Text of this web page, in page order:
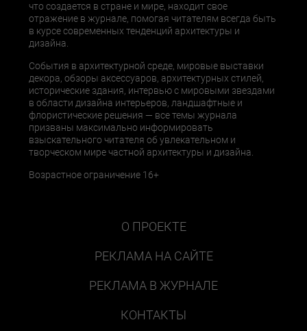
что создается в стране и мире, находит свое
отражение в журнале, помогая читателям всегда быть
в курсе современных тенденций архитектуры и
дизайна.
События в архитектурной среде, мировые выставки
декора, обзоры аксессуаров, архитектурных стилей,
исторические здания, интервью с мировыми звездами
в области дизайна интерьеров, ландшафтные и
флористические решения — все темы журнала
призваны максимально информировать
взыскательного читателя об увлекательном и
творческом мире частной архитектуры и дизайна.
Возрастное ограничение 16+
О ПРОЕКТЕ
РЕКЛАМА НА САЙТЕ
РЕКЛАМА В ЖУРНАЛЕ
КОНТАКТЫ